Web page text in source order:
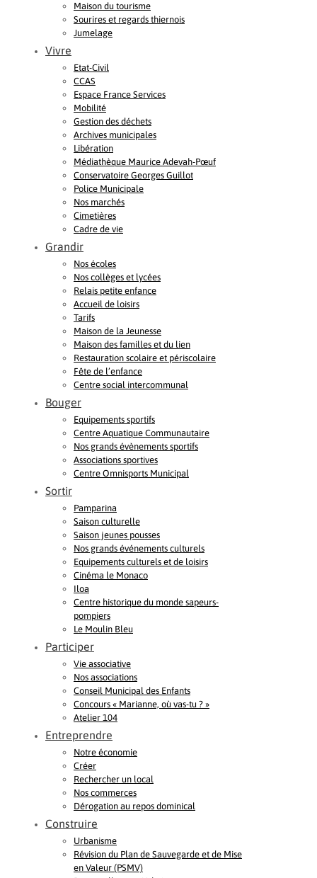
Maison du tourisme
Sourires et regards thiernois
Jumelage
Vivre
Etat-Civil
CCAS
Espace France Services
Mobilité
Gestion des déchets
Archives municipales
Libération
Médiathèque Maurice Adevah-Pœuf
Conservatoire Georges Guillot
Police Municipale
Nos marchés
Cimetières
Cadre de vie
Grandir
Nos écoles
Nos collèges et lycées
Relais petite enfance
Accueil de loisirs
Tarifs
Maison de la Jeunesse
Maison des familles et du lien
Restauration scolaire et périscolaire
Fête de l’enfance
Centre social intercommunal
Bouger
Equipements sportifs
Centre Aquatique Communautaire
Nos grands évènements sportifs
Associations sportives
Centre Omnisports Municipal
Sortir
Pamparina
Saison culturelle
Saison jeunes pousses
Nos grands événements culturels
Equipements culturels et de loisirs
Cinéma le Monaco
Iloa
Centre historique du monde sapeurs-
pompiers
Le Moulin Bleu
Participer
Vie associative
Nos associations
Conseil Municipal des Enfants
Concours « Marianne, où vas-tu ? »
Atelier 104
Entreprendre
Notre économie
Créer
Rechercher un local
Nos commerces
Dérogation au repos dominical
Construire
Urbanisme
Révision du Plan de Sauvegarde et de Mise
en Valeur (PSMV)